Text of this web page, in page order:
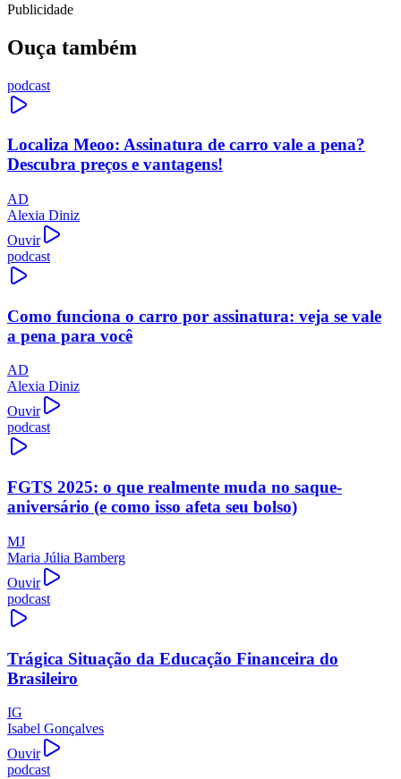
Publicidade
Ouça também
podcast
Localiza Meoo: Assinatura de carro vale a pena?
Descubra preços e vantagens!
AD
Alexia Diniz
Ouvir
podcast
Como funciona o carro por assinatura: veja se vale
a pena para você
AD
Alexia Diniz
Ouvir
podcast
FGTS 2025: o que realmente muda no saque-
aniversário (e como isso afeta seu bolso)
MJ
Maria Júlia Bamberg
Ouvir
podcast
Trágica Situação da Educação Financeira do
Brasileiro
IG
Isabel Gonçalves
Ouvir
podcast